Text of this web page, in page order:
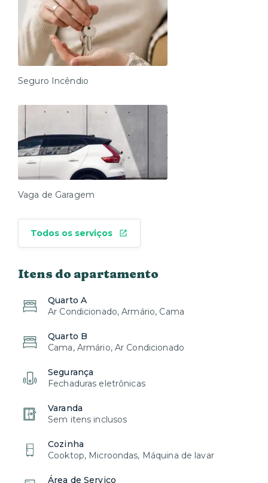
Seguro Incêndio
Vaga de Garagem
Todos os serviços
Itens do apartamento
Quarto A
Ar Condicionado, Armário, Cama
Quarto B
Cama, Armário, Ar Condicionado
Segurança
Fechaduras eletrônicas
Varanda
Sem itens inclusos
Cozinha
Cooktop, Microondas, Máquina de lavar
Área de Serviço